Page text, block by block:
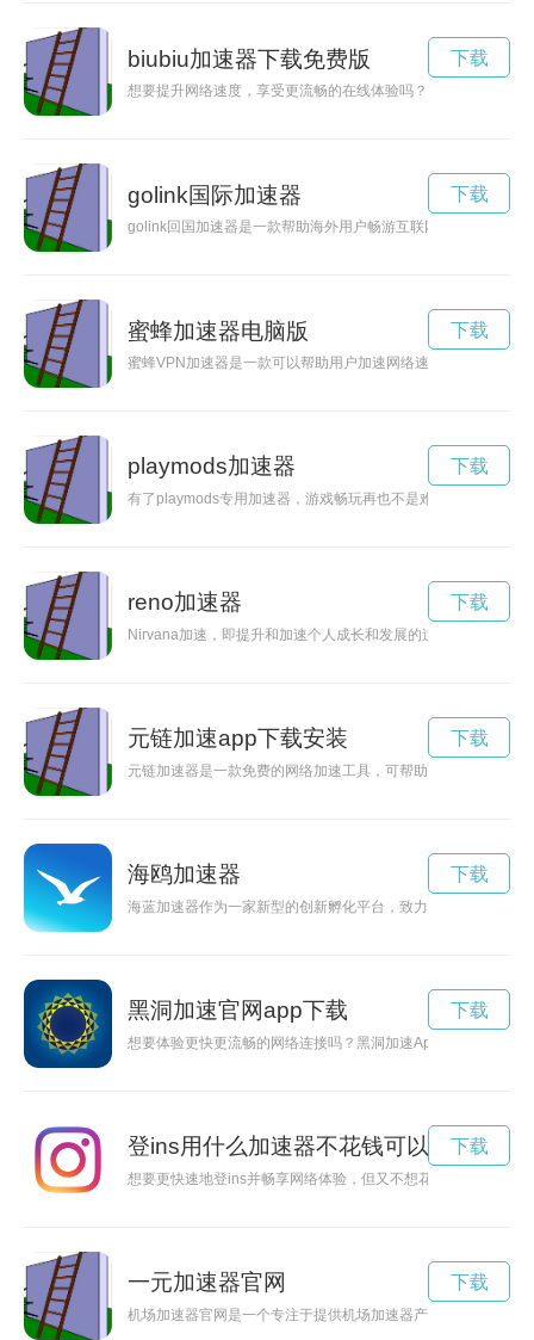
biubiu加速器下载免费版
想要提升网络速度，享受更流畅的在线体验吗？赶快下载免费
下载
golink国际加速器
golink回国加速器是一款帮助海外用户畅游互联网、加速回国
下载
蜜蜂加速器电脑版
蜜蜂VPN加速器是一款可以帮助用户加速网络速度，保护隐私
下载
playmods加速器
有了playmods专用加速器，游戏畅玩再也不是难题。快来体验
下载
reno加速器
Nirvana加速，即提升和加速个人成长和发展的过程，让我们更
下载
元链加速app下载安装
元链加速器是一款免费的网络加速工具，可帮助用户提升网络速
下载
海鸥加速器
海蓝加速器作为一家新型的创新孵化平台，致力于推动科技领
下载
黑洞加速官网app下载
想要体验更快更流畅的网络连接吗？黑洞加速App是你的最佳
下载
登ins用什么加速器不花钱可以用
想要更快速地登ins并畅享网络体验，但又不想花钱购买加速器
下载
一元加速器官网
机场加速器官网是一个专注于提供机场加速器产品和服务的在
下载